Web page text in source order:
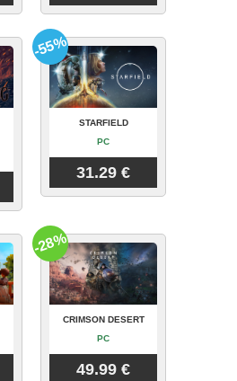
STARFIELD
PC
31.29 €
-55%
CRIMSON DESERT
PC
49.99 €
-28%